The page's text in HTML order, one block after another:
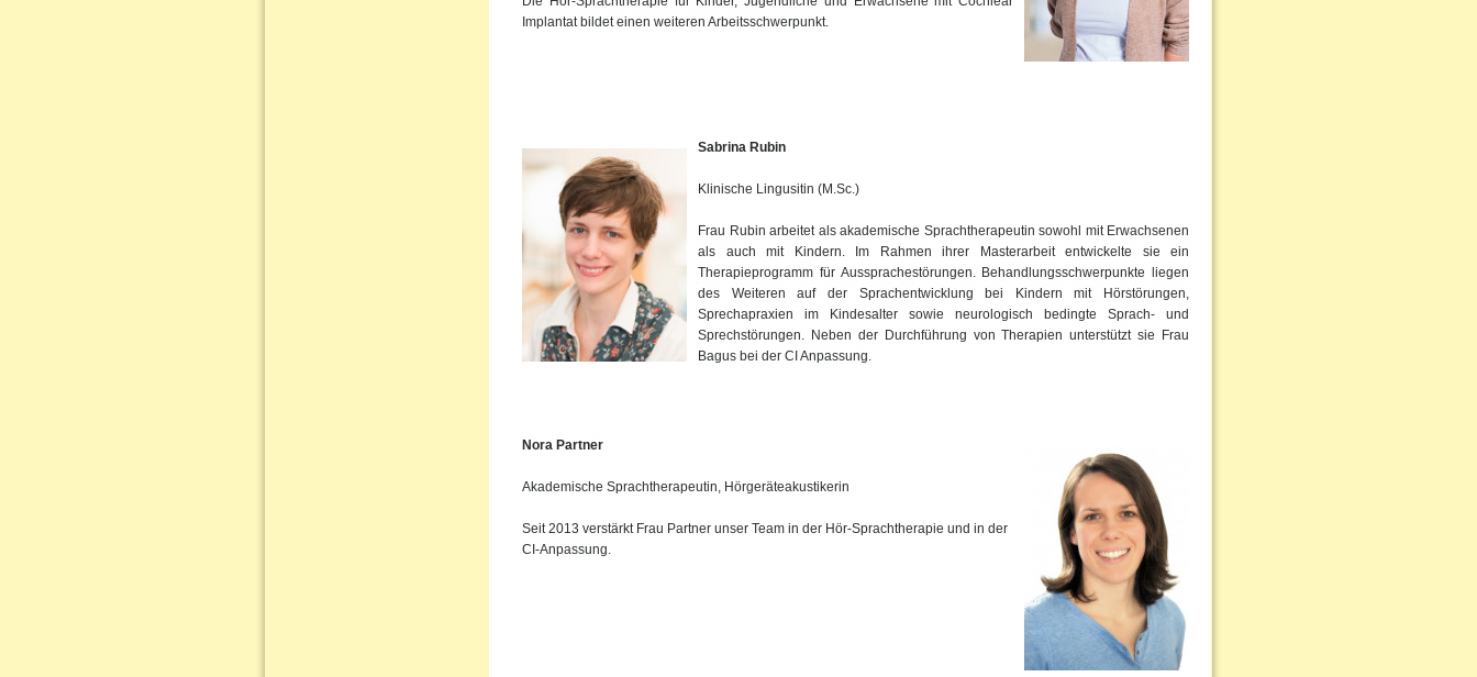
Implantat bildet einen weiteren Arbeitsschwerpunkt.
Sabrina Rubin
Klinische Lingusitin (M.Sc.)
Frau Rubin arbeitet als akademische Sprachtherapeutin sowohl mit Erwachsenen
als auch mit Kindern. Im Rahmen ihrer Masterarbeit entwickelte sie ein
Therapieprogramm für Aussprachestörungen. Behandlungsschwerpunkte liegen
des Weiteren auf der Sprachentwicklung bei Kindern mit Hörstörungen,
Sprechapraxien im Kindesalter sowie neurologisch bedingte Sprach- und
Sprechstörungen. Neben der Durchführung von Therapien unterstützt sie Frau
Bagus bei der CI Anpassung.
Nora Partner
Akademische Sprachtherapeutin, Hörgeräteakustikerin
Seit 2013 verstärkt Frau Partner unser Team in der Hör-Sprachtherapie und in der
CI-Anpassung.